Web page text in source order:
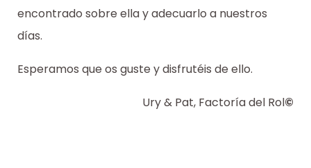
encontrado sobre ella y adecuarlo a nuestros
días.
Esperamos que os guste y disfrutéis de ello.
Ury & Pat, Factoría del Rol©